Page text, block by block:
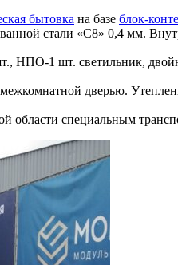
бытовка на базе блок-
стали «С8» 0,4 мм.
НПО-1 шт. светильник,
дверью.
области специальным